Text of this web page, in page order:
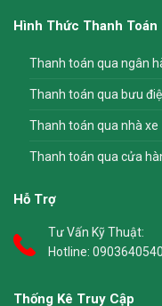
Hình Thức Thanh Toán
Thanh toán qua ngân
Thanh toán qua bưu
Thanh toán qua nhà xe
Thanh toán qua cửa
Hỗ Trợ
Tư Vấn Kỹ Thuật:
Hotline: 0903640540
Thống Kê Truy Cập